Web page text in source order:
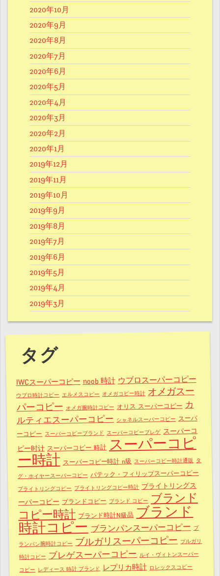
2020年10月
2020年9月
2020年8月
2020年7月
2020年6月
2020年5月
2020年4月
2020年3月
2020年2月
2020年1月
2019年12月
2019年11月
2019年10月
2019年9月
2019年8月
2019年7月
2019年6月
2019年5月
2019年4月
2019年3月
タグ
IWCスーパーコピー noob 時計 ウブロスーパーコピー
ウブロ時計コピー エルメスコピー オメガコピー時計 オメガスー
パーコピー オメガ腕時計コピー オリス スーパーコピー カ
ルティエスーパーコピー シャネルスーパーコピー スーパ
ーコピー スーパーコピーブランド スーパーコピーブレゲ スーパーコ
ピー时计 スーパーコピー 時計 スーパーコピ
ー時計 スーパーコピー時計 n級 スーパーコピー時計通販 タ
グ・ホイヤースーパーコピー パテック・フィリップスーパーコピー
ブライトリングコピー ブライトリングコピー時計 ブライトリングス
ーパーコピー ブランドコピー ブランド コピー ブランド
コピー時計 ブランド時計N級品 ブランド
時計コピー ブランパンスーパーコピー ブ
ランパン腕時計コピー ブルガリスーパーコピー ブルガリ
時計コピー ブレゲスーパーコピー ルイ・ヴィトンスーパー
コピー レディース 時計 ブランド レプリカ時計 ロレックスコピー